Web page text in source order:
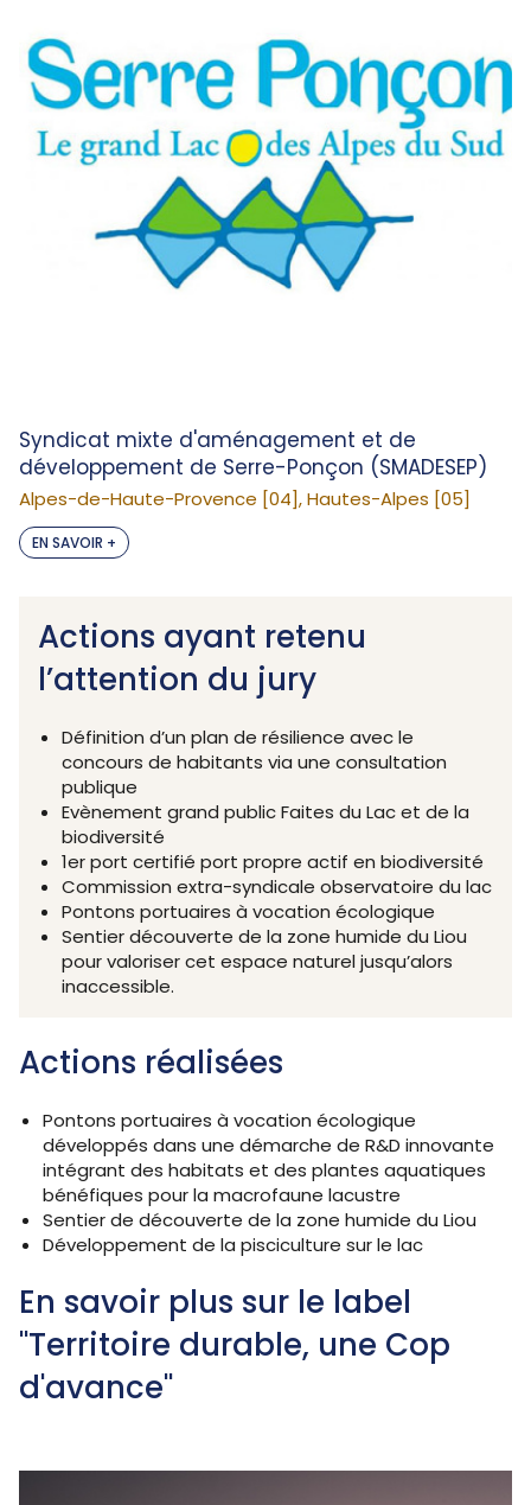
Syndicat mixte d'aménagement et de
développement de Serre-Ponçon (SMADESEP)
Alpes-de-Haute-Provence [04], Hautes-Alpes [05]
EN SAVOIR +
Actions ayant retenu
l’attention du jury
Définition d’un plan de résilience avec le
concours de habitants via une consultation
publique
Evènement grand public Faites du Lac et de la
biodiversité
1er port certifié port propre actif en biodiversité
Commission extra-syndicale observatoire du lac
Pontons portuaires à vocation écologique
Sentier découverte de la zone humide du Liou
pour valoriser cet espace naturel jusqu’alors
inaccessible.
Actions réalisées
Pontons portuaires à vocation écologique
développés dans une démarche de R&D innovante
intégrant des habitats et des plantes aquatiques
bénéfiques pour la macrofaune lacustre
Sentier de découverte de la zone humide du Liou
Développement de la pisciculture sur le lac
En savoir plus sur le label
"Territoire durable, une Cop
d'avance"